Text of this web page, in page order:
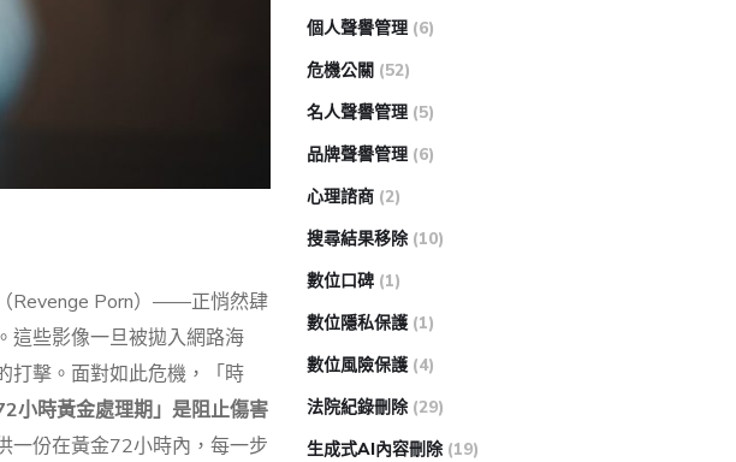
Revenge Porn）——正悄然肆
這些影像一旦被拋入網路海
打擊。面對如此危機，「時
小時黃金處理期」是阻止傷害
一份在黃金72小時內，每一步
個人聲譽管理 (6)
危機公關 (52)
名人聲譽管理 (5)
品牌聲譽管理 (6)
心理諮商 (2)
搜尋結果移除 (10)
數位口碑 (1)
數位隱私保護 (1)
數位風險保護 (4)
法院紀錄刪除 (29)
生成式AI內容刪除 (19)